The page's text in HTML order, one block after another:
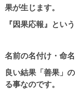
果が生じます。
『因果応報』とい
名前の名付け・命
良い結果「善果」
る事なのです。